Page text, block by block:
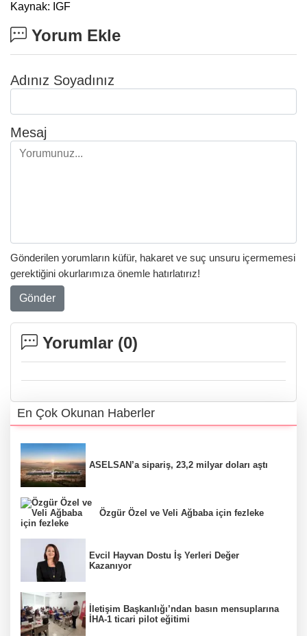
Kaynak: IGF
Yorum Ekle
Adınız Soyadınız
Mesaj
Gönderilen yorumların küfür, hakaret ve suç unsuru içermemesi
gerektiğini okurlarımıza önemle hatırlatırız!
Gönder
Yorumlar (0)
En Çok Okunan Haberler
ASELSAN’a sipariş, 23,2 milyar doları aştı
Özgür Özel ve Veli Ağbaba için fezleke
Evcil Hayvan Dostu İş Yerleri Değer
Kazanıyor
İletişim Başkanlığı’ndan basın mensuplarına
İHA-1 ticari pilot eğitimi